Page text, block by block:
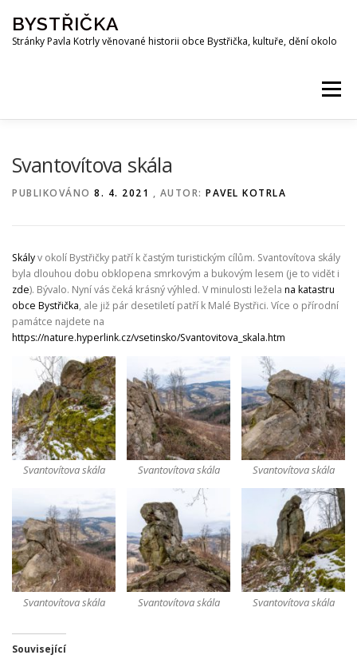
obsah
BYSTŘIČKA
Stránky Pavla Kotrly věnované historii obce Bystřička, kultuře, dění okolo
Menu
KE STAŽENÍ KOTRLA.COM ROZHLAS
ODKAZY PŘÍRODA
ČTENÍ A POVĚSTI SKÁLY POČASÍ
ROUBENÉ STAVBY KAM NA VÝLET?
Svantovítova skála
PUBLIKOVÁNO 8. 4. 2021 , AUTOR: PAVEL KOTRLA
Skályv okolí Bystřičky patří k častým turistickým cílům. Svantovítova skály
byla dlouhou dobu obklopena smrkovým a bukovým lesem (je to vidět i
zde). Bývalo. Nyní vás čeká krásný výhled. V minulosti ležela na katastru
obce Bystřička, ale již pár desetiletí patří k Malé Bystřici. Více o přírodní
památce najdete na
https://nature.hyperlink.cz/vsetinsko/Svantovitova_skala.htm
Svantovítova skála Svantovítova skála Svantovítova skála
Svantovítova skála Svantovítova skála Svantovítova skála
Související